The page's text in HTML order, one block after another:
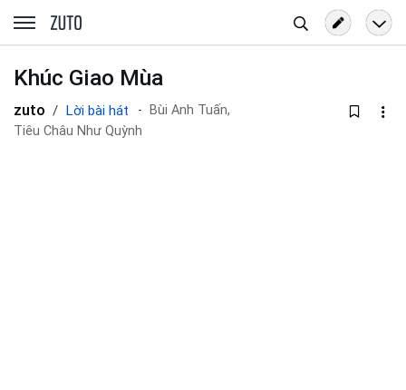
zuto.vn
kiếm
Khúc Giao Mùa
zuto Lời bài hát
Bùi Anh Tuấn,
Tiêu Châu Như Quỳnh